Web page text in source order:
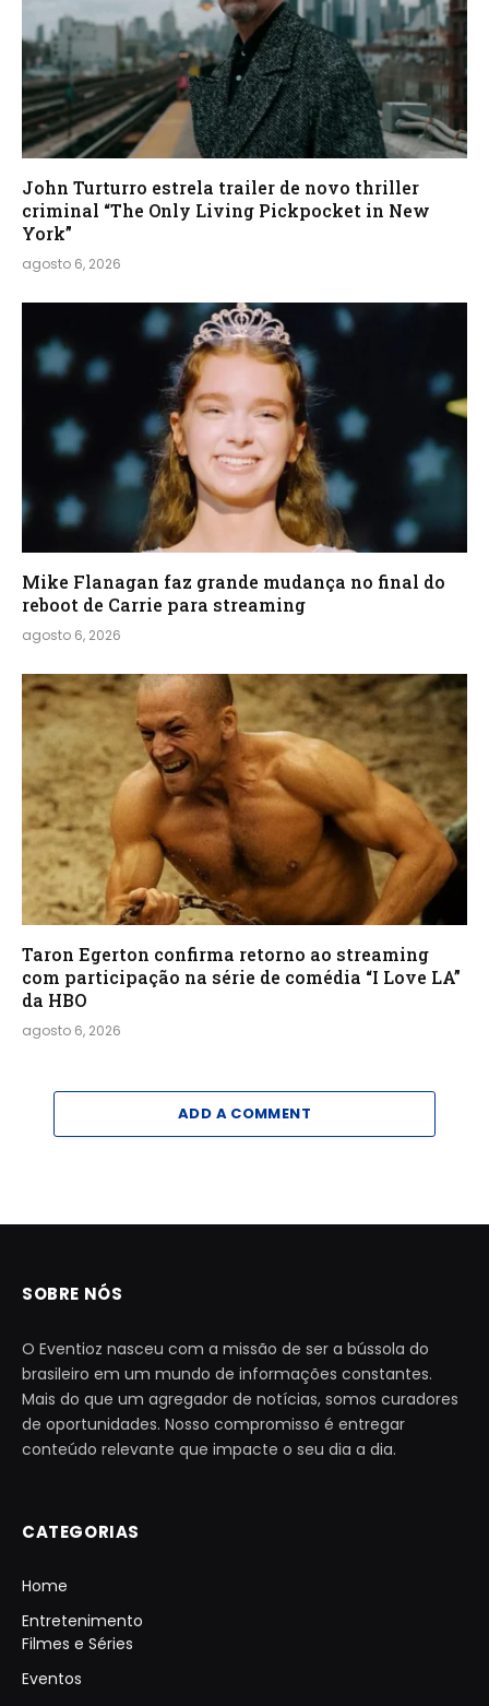
John Turturro estrela trailer de novo thriller
criminal “The Only Living Pickpocket in New
York”
agosto 6, 2026
Mike Flanagan faz grande mudança no final do
reboot de Carrie para streaming
agosto 6, 2026
Taron Egerton confirma retorno ao streaming
com participação na série de comédia “I Love LA”
da HBO
agosto 6, 2026
ADD A COMMENT
SOBRE NÓS
O Eventioz nasceu com a missão de ser a bússola do
brasileiro em um mundo de informações constantes.
Mais do que um agregador de notícias, somos curadores
de oportunidades. Nosso compromisso é entregar
conteúdo relevante que impacte o seu dia a dia.
CATEGORIAS
Home
Entretenimento
Filmes e Séries
Eventos